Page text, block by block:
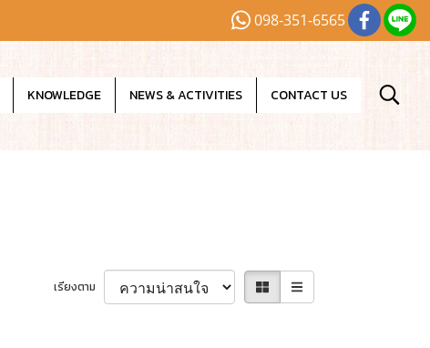
098-351-6565
KNOWLEDGE NEWS & ACTIVITIES CONTACT US
เรียงตาม